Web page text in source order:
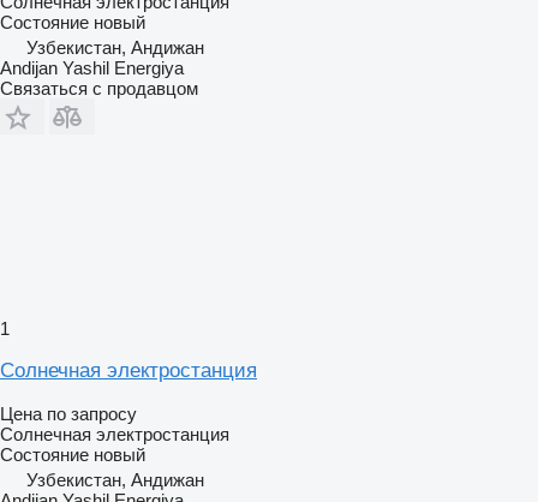
Состояние новый
Узбекистан, Андижан
Andijan Yashil Energiya
Связаться с продавцом
1
Солнечная электростанция
Цена по запросу
Солнечная электростанция
Состояние новый
Узбекистан, Андижан